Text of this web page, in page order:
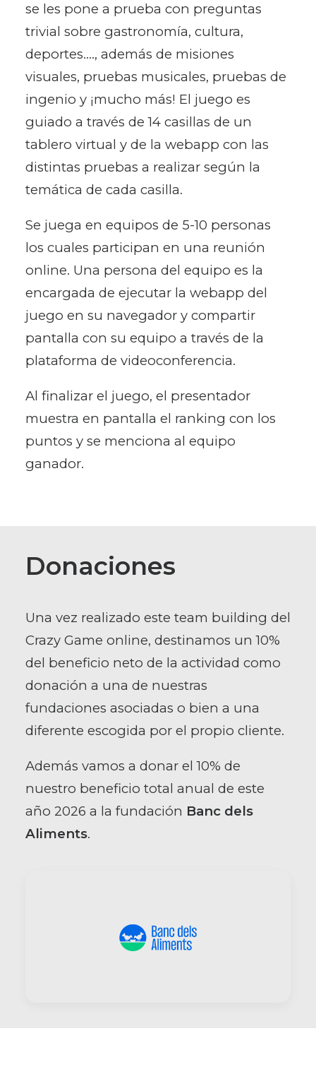
se les pone a prueba con preguntas
trivial sobre gastronomía, cultura,
deportes…., además de misiones
visuales, pruebas musicales, pruebas de
ingenio y ¡mucho más! El juego es
guiado a través de 14 casillas de un
tablero virtual y de la webapp con las
distintas pruebas a realizar según la
temática de cada casilla.
Se juega en equipos de 5-10 personas
los cuales participan en una reunión
online. Una persona del equipo es la
encargada de ejecutar la webapp del
juego en su navegador y compartir
pantalla con su equipo a través de la
plataforma de videoconferencia.
Al finalizar el juego, el presentador
muestra en pantalla el ranking con los
puntos y se menciona al equipo
ganador.
Donaciones
Una vez realizado este team building del
Crazy Game online, destinamos un 10%
del beneficio neto de la actividad como
donación a una de nuestras
fundaciones asociadas o bien a una
diferente escogida por el propio cliente.
Además vamos a donar el 10% de
nuestro beneficio total anual de este
año 2026 a la fundación Banc dels
Aliments.